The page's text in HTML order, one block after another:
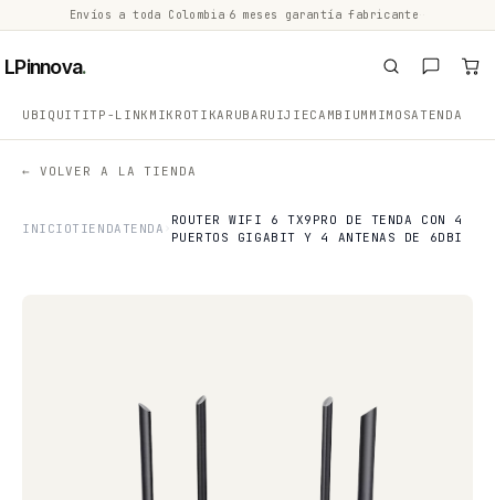
Envíos a toda Colombia 6 meses garantía fabricante
LPinnova.
UBIQUITITP-LINK MIKROTIKARUBA RUIJIECAMBIUM MIMOSATENDA
← VOLVER A LA TIENDA
INICIOTIENDA TENDA
ROUTER WIFI 6 TX9PRO DE TENDA CON 4
PUERTOS GIGABIT Y 4 ANTENAS DE 6DBI